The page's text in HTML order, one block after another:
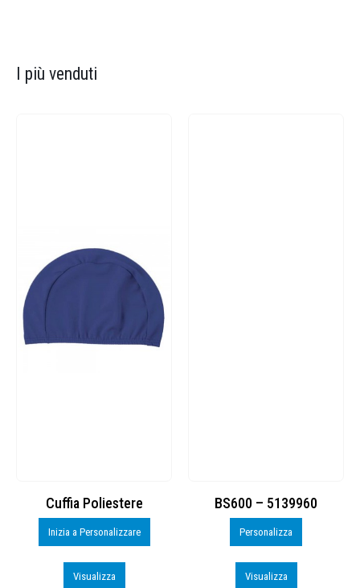
I più venduti
Cuffia Poliestere
Inizia a Personalizzare
Visualizza
BS600 – 5139960
Personalizza
Visualizza